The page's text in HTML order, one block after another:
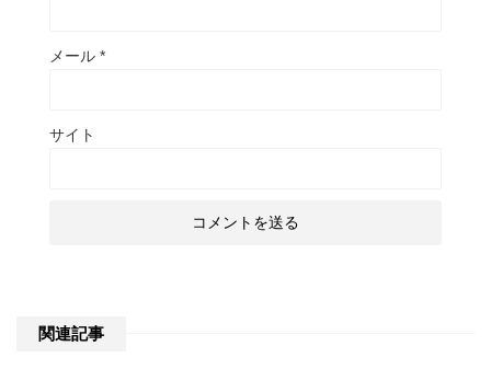
メール *
サイト
関連記事